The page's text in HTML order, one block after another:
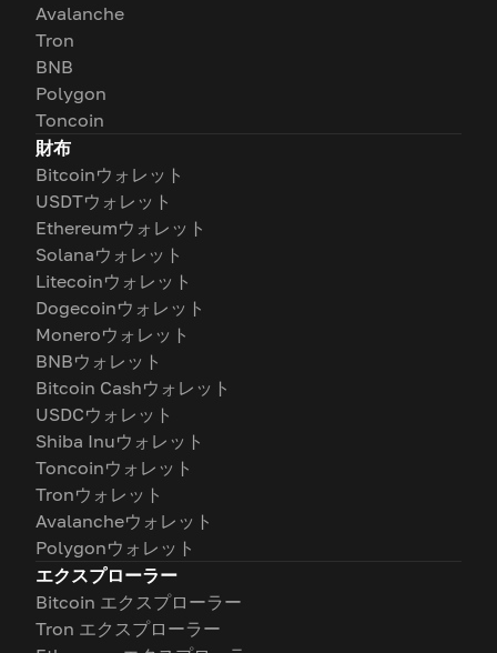
Avalanche
Tron
BNB
Polygon
Toncoin
財布
Bitcoinウォレット
USDTウォレット
Ethereumウォレット
Solanaウォレット
Litecoinウォレット
Dogecoinウォレット
Moneroウォレット
BNBウォレット
Bitcoin Cashウォレット
USDCウォレット
Shiba Inuウォレット
Toncoinウォレット
Tronウォレット
Avalancheウォレット
Polygonウォレット
エクスプローラー
Bitcoin エクスプローラー
Tron エクスプローラー